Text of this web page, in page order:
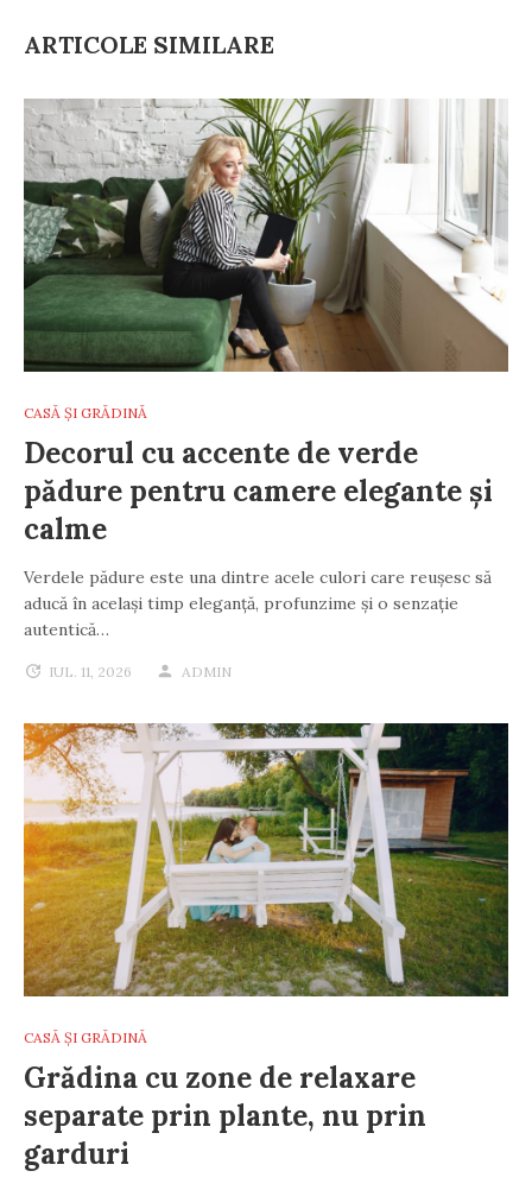
ARTICOLE SIMILARE
CASĂ ȘI GRĂDINĂ
Decorul cu accente de verde
pădure pentru camere elegante și
calme
Verdele pădure este una dintre acele culori care reușesc să
aducă în același timp eleganță, profunzime și o senzație
autentică…
IUL. 11, 2026 ADMIN
CASĂ ȘI GRĂDINĂ
Grădina cu zone de relaxare
separate prin plante, nu prin
garduri